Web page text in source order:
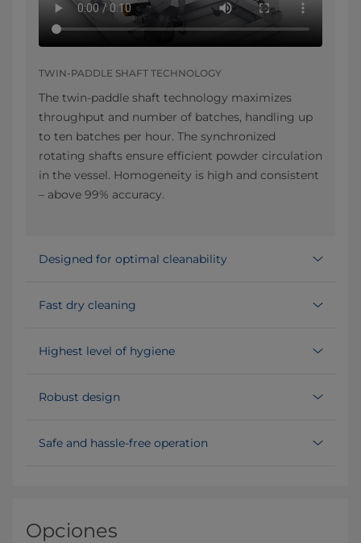
TWIN-PADDLE SHAFT TECHNOLOGY
The twin-paddle shaft technology maximizes
throughput and number of batches, handling up
to ten batches per hour. The synchronized
rotating shafts ensure efficient powder circulation
in the vessel. Homogeneity is high and consistent
– above 99% accuracy.
Designed for optimal cleanability
Fast dry cleaning
Highest level of hygiene
Robust design
Safe and hassle-free operation
Opciones